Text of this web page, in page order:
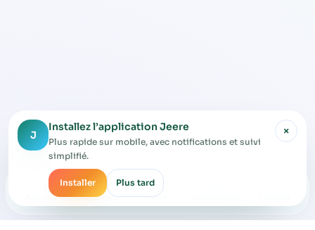
J
Installez l’application Jeere
Plus rapide sur mobile, avec notifications et suivi
simplifié.
Installer Plus tard
×
Accueil Boutique Panier